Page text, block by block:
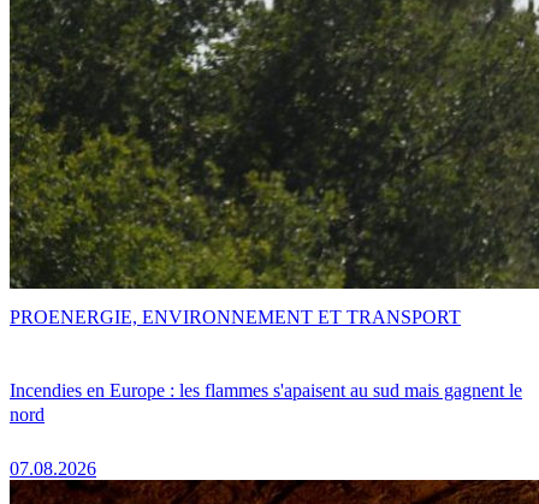
Incendies en Europe : les flammes s'apaisent au sud mais gagnent le
nord
07.08.2026
PROENERGIE, ENVIRONNEMENT ET TRANSPORT